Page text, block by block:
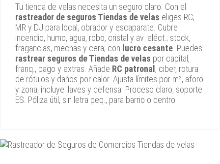
Tu tienda de velas necesita un seguro claro. Con el
rastreador de seguros Tiendas de velas eliges RC,
MR y DJ para local, obrador y escaparate. Cubre
incendio, humo, agua, robo, cristal y av. eléct.; stock,
fragancias, mechas y cera; con lucro cesante . Puedes
rastrear seguros de Tiendas de velas por capital,
franq., pago y extras. Añade RC patronal , ciber, rotura
de rótulos y daños por calor. Ajusta límites por m², aforo
y zona; incluye llaves y defensa. Proceso claro, soporte
ES. Póliza útil, sin letra peq., para barrio o centro.